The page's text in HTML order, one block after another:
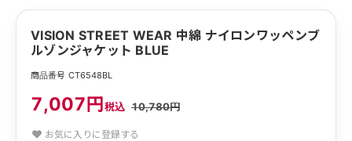
VISION STREET WEAR 中綿 ナイロンワッペンブ
ルゾンジャケット BLUE
商品番号 CT6548BL
7,007円税込 10,780円
お気に入りに登録する